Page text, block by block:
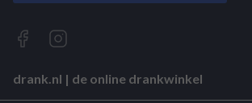
drank.nl | de online drankwinkel